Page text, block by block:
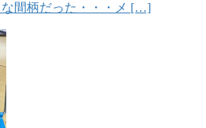
な間柄だった・・・メ […]